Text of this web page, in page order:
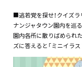
■逃若党を探せ！クイズラ
ナンジャタウン園内を巡
園内各所に散りばめられ
ズに答えると「ミニイラス